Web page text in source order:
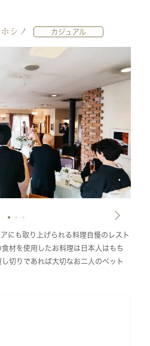
シノ カジュアル
にも取り上げられる料理自慢のレスト
材を使用したお料理は日本人はもち
切りであれば大切なお二人のペット